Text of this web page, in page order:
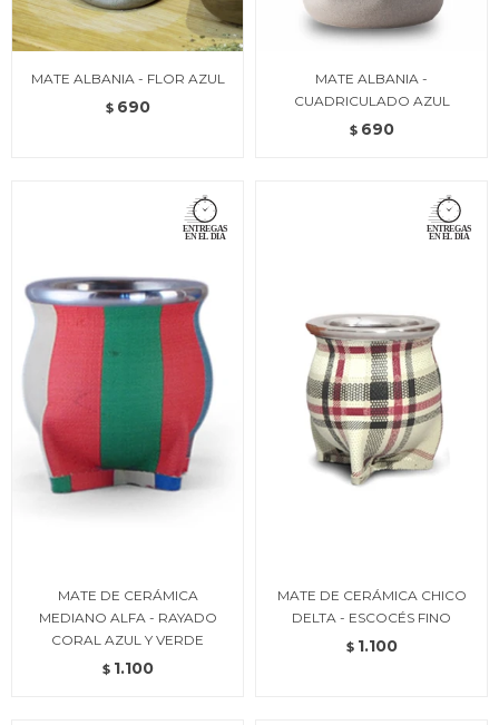
MATE ALBANIA - FLOR AZUL
$ 690
MATE ALBANIA -
CUADRICULADO AZUL
$ 690
MATE DE CERÁMICA
MEDIANO ALFA - RAYADO
CORAL AZUL Y VERDE
$ 1.100
MATE DE CERÁMICA CHICO
DELTA - ESCOCÉS FINO
$ 1.100